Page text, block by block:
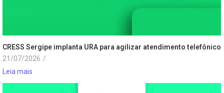
CRESS Sergipe implanta URA para agilizar atendimento telefônico
21/07/2026 /
Leia mais